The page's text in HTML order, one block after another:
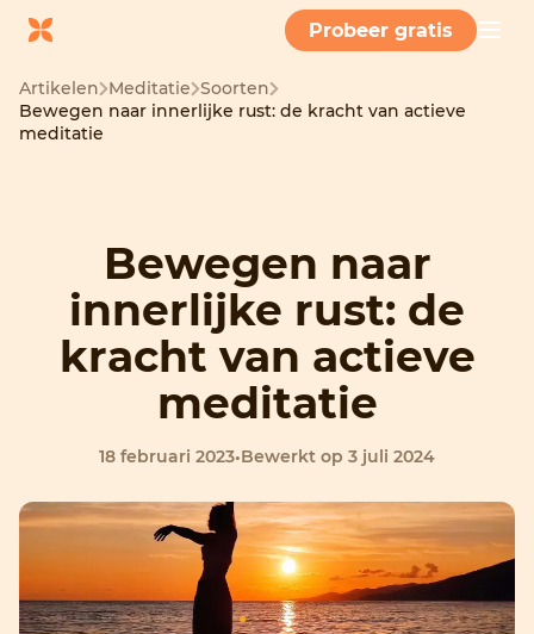
Probeer gratis
Artikelen Meditatie Soorten
Bewegen naar innerlijke rust: de kracht van actieve
meditatie
Bewegen naar
innerlijke rust: de
kracht van actieve
meditatie
18 februari 2023•Bewerkt op 3 juli 2024